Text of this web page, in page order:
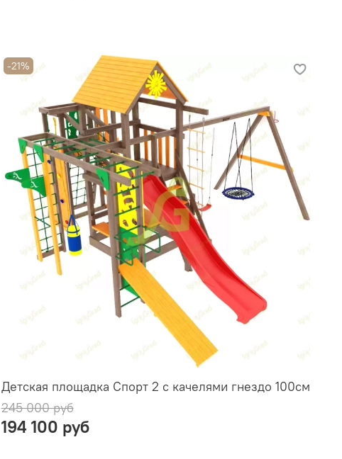
-21%
Детская площадка Спорт 2 с качелями гнездо 100см
245 000 руб
194 100 руб